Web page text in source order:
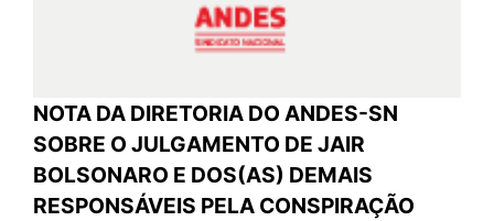
NOTA DA DIRETORIA DO ANDES-SN
SOBRE O JULGAMENTO DE JAIR
BOLSONARO E DOS(AS) DEMAIS
RESPONSÁVEIS PELA CONSPIRAÇÃO